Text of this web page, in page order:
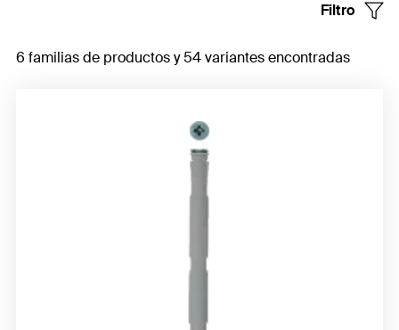
Tornillos del marco de la ventana
Filtro
6 familias de productos y 54 variantes encontradas